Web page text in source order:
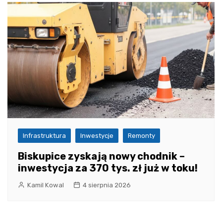
Infrastruktura Inwestycje Remonty
Biskupice zyskają nowy chodnik –
inwestycja za 370 tys. zł już w toku!
Kamil Kowal 4 sierpnia 2026